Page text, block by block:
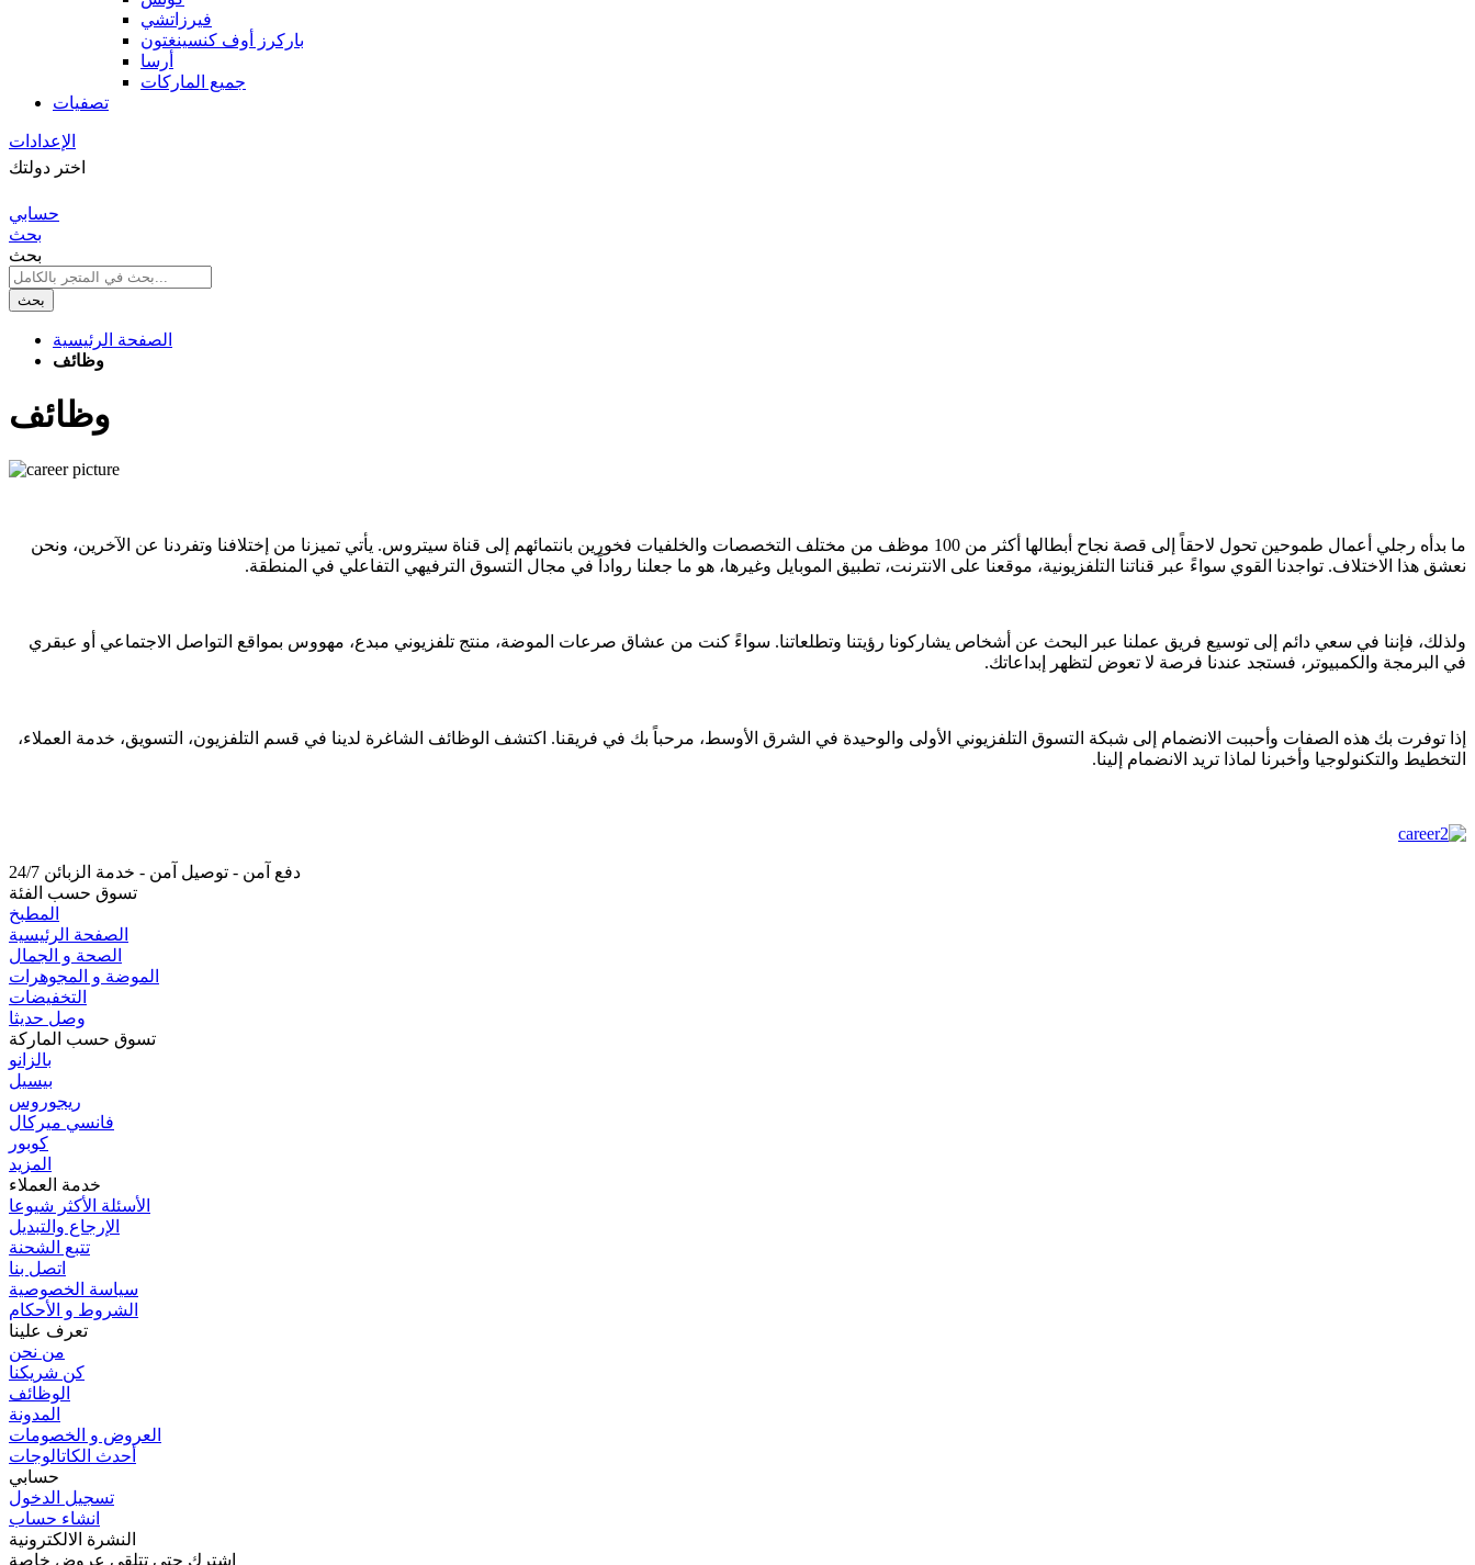
فيرزاتشي
باركرز أوف كنسينغتون
أرسا
جميع الماركات
تصفيات
الإعدادات
اختر دولتك
حسابي
بحث
بحث
بحث
الصفحة الرئيسية
وظائف
وظائف
ما بدأه رجلي أعمال طموحين تحول لاحقاً إلى قصة نجاح أبطالها أكثر من 100 موظف من مختلف التخصصات والخلفيات فخورين بانتمائهم إلى قناة سيتروس. يأتي تميزنا من إختلافنا وتفردنا عن الآخرين، ونحن
نعشق هذا الاختلاف. تواجدنا القوي سواءً عبر قناتنا التلفزيونية، موقعنا على الانترنت، تطبيق الموبايل وغيرها، هو ما جعلنا رواداً في مجال التسوق الترفيهي التفاعلي في المنطقة.
ولذلك، فإننا في سعي دائم إلى توسيع فريق عملنا عبر البحث عن أشخاص يشاركونا رؤيتنا وتطلعاتنا. سواءً كنت من عشاق صرعات الموضة، منتج تلفزيوني مبدع، مهووس بمواقع التواصل الاجتماعي أو عبقري
في البرمجة والكمبيوتر، فستجد عندنا فرصة لا تعوض لتظهر إبداعاتك.
إذا توفرت بك هذه الصفات وأحببت الانضمام إلى شبكة التسوق التلفزيوني الأولى والوحيدة في الشرق الأوسط، مرحباً بك في فريقنا. اكتشف الوظائف الشاغرة لدينا في قسم التلفزيون، التسويق، خدمة العملاء،
التخطيط والتكنولوجيا وأخبرنا لماذا تريد الانضمام إلينا.
دفع آمن - توصيل آمن - خدمة الزبائن 24/7
تسوق حسب الفئة
المطبخ
الصفحة الرئيسية
الصحة و الجمال
الموضة و المجوهرات
التخفيضات
وصل حديثا
تسوق حسب الماركة
بالزانو
بيسيل
ريجوروس
فانسي ميركال
كوبور
المزيد
خدمة العملاء
الأسئلة الأكثر شيوعا
الإرجاع والتبديل
تتبع الشحنة
اتصل بنا
سياسة الخصوصية
الشروط و اﻷحكام
تعرف علينا
من نحن
كن شريكنا
الوظائف
المدونة
العروض و الخصومات
أحدث الكاتالوجات
حسابي
تسجيل الدخول
انشاء حساب
النشرة الالكترونية
اشترك حتى تتلقى عروض خاصة